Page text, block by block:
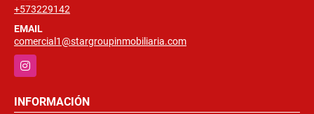
+573229142
EMAIL
comercial1@stargroupinmobiliaria.com
Instagram
INFORMACIÓN